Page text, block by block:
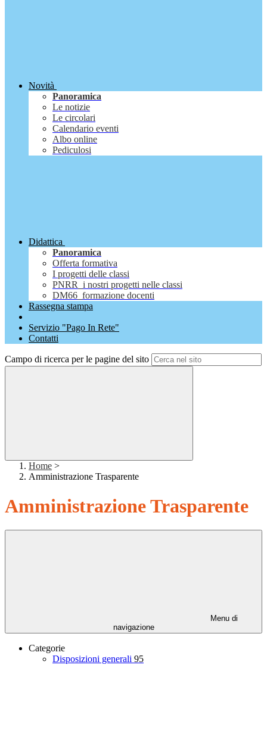
Novità
Panoramica
Le notizie
Le circolari
Calendario eventi
Albo online
Pediculosi
Didattica
Panoramica
Offerta formativa
I progetti delle classi
PNRR_i nostri progetti nelle classi
DM66_formazione docenti
Rassegna stampa
Servizio "Pago In Rete"
Contatti
Campo di ricerca per le pagine del sito
Home >
Amministrazione Trasparente
Amministrazione Trasparente
Menu di
navigazione
Categorie
Disposizioni generali 95